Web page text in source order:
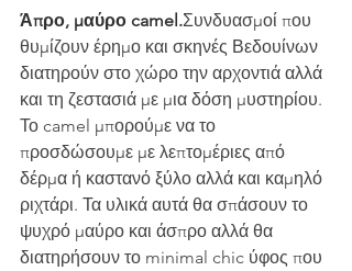
Άπρο, μαύρο camel.Συνδυασμοί που
θυμίζουν έρημο και σκηνές Βεδουίνων
διατηρούν στο χώρο την αρχοντιά αλλά
και τη ζεστασιά με μια δόση μυστηρίου.
Το camel μπορούμε να το
προσδώσουμε με λεπτομέριες από
δέρμα ή καστανό ξύλο αλλά και καμηλό
ριχτάρι. Τα υλικά αυτά θα σπάσουν το
ψυχρό μαύρο και άσπρο αλλά θα
διατηρήσουν το minimal chic ύφος που